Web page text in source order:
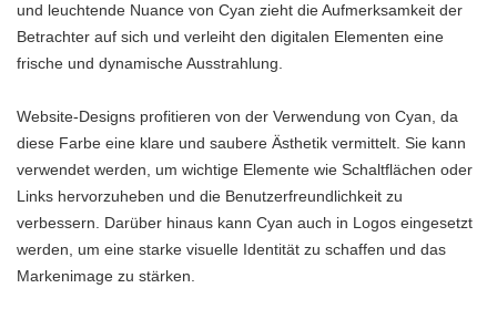
und leuchtende Nuance von Cyan zieht die Aufmerksamkeit der
Betrachter auf sich und verleiht den digitalen Elementen eine
frische und dynamische Ausstrahlung.
Website-Designs profitieren von der Verwendung von Cyan, da
diese Farbe eine klare und saubere Ästhetik vermittelt. Sie kann
verwendet werden, um wichtige Elemente wie Schaltflächen oder
Links hervorzuheben und die Benutzerfreundlichkeit zu
verbessern. Darüber hinaus kann Cyan auch in Logos eingesetzt
werden, um eine starke visuelle Identität zu schaffen und das
Markenimage zu stärken.